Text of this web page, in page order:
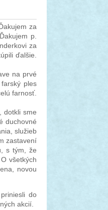
za
p.
za
ďalšie.
na prvé
ples
farnosť.
dotkli sme
duchovné
služieb
zastavení
s tým, že
všetkých
novou
do
akcií.